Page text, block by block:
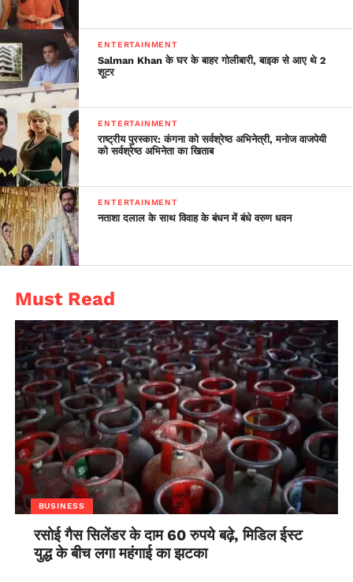
ने कहा है कि आयोग मामले में संज्ञान लेगा। शर्मा ने ट्वीट किया,‘‘ आप
(पायल घोष) मुझे विस्तार में शिकायत भेजें, आयोग उसे देखेगा।
ENTERTAINMENT
Salman Khan के घर के बाहर गोलीबारी, बाइक से आए थे 2
शूटर
ENTERTAINMENT
राष्ट्रीय पुरस्कार: कंगना को सर्वश्रेष्ठ अभिनेत्री, मनोज वाजपेयी
को सर्वश्रेष्ठ अभिनेता का खिताब
ENTERTAINMENT
नताशा दलाल के साथ विवाह के बंधन में बंधे वरुण धवन
Must Read
BUSINESS
रसोई गैस सिलेंडर के दाम 60 रुपये बढ़े, मिडिल ईस्ट
युद्ध के बीच लगा महंगाई का झटका